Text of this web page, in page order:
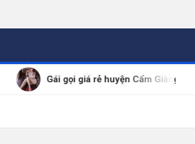
Gái gọi giá rẻ huyện Cẩm Giàng thông tin đã